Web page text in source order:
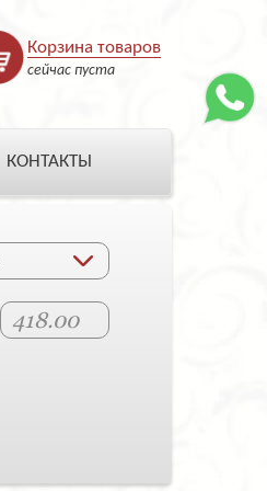
Корзина товаров
сейчас пуста
КОНТАКТЫ